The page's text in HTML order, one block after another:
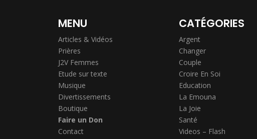
MENU
Articles & Vidéos
Prières
J2V Femmes
Etude sur texte
Musique
Divertissements
Boutique
Faire un Don
Contact
CATÉGORIES
Argent
Changer
Couple
Croire En Soi
Education
La Emouna
La Joie
Santé
Videos – Flash